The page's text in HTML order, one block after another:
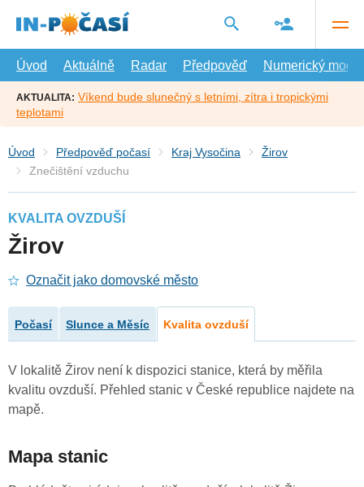
hlavní
Úvod
Aktuálně Radar Předpověď Numerický model
AKTUALITA: Víkend bude slunečný s letními, zítra i tropickými
teplotami
Úvod Předpověď počasí Kraj Vysočina
Žirov
Znečištění vzduchu
KVALITA OVZDUŠÍ
Žirov
Označit jako domovské město
Počasí Slunce a Měsíc Kvalita ovzduší
V lokalitě Žirov není k dispozici stanice, která by měřila
kvalitu ovzduší. Přehled stanic v České republice najdete na
mapě.
Mapa stanic